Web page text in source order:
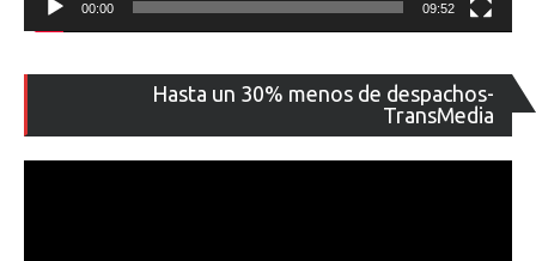
00:00 09:52
Hasta un 30% menos de despachos-
TransMedia
de